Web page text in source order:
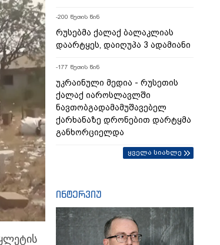
-200 წუთის წინ
რუსებმა ქალაქ ბალაკლიას
დაარტყეს, დაიღუპა 3 ადამიანი
-177 წუთის წინ
უკრაინული მედია - რუსეთის
ქალაქ იაროსლავლში
ნავთობგადამამუშავებელ
ქარხანაზე დრონებით დარტყმა
განხორციელდა
ყველა სიახლე
ინტერვიუ